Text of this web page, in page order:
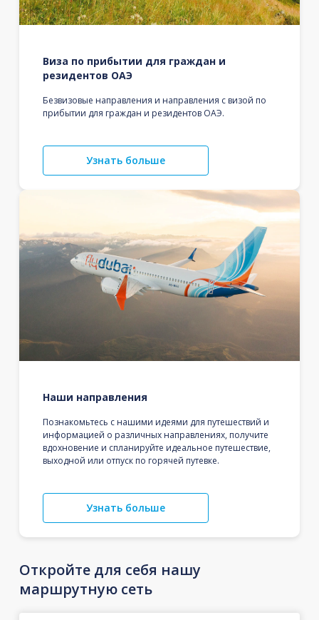
Виза по прибытии для граждан и
резидентов ОАЭ
Безвизовые направления и направления с визой по
прибытии для граждан и резидентов ОАЭ.
Узнать больше
Наши направления
Познакомьтесь с нашими идеями для путешествий и
информацией о различных направлениях, получите
вдохновение и спланируйте идеальное путешествие,
выходной или отпуск по горячей путевке.
Узнать больше
Откройте для себя нашу
маршрутную сеть